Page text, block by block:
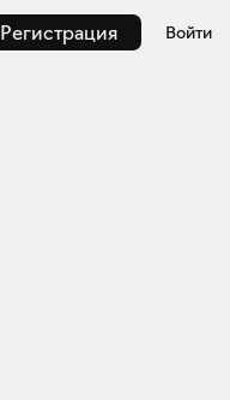
Регистрация Войти